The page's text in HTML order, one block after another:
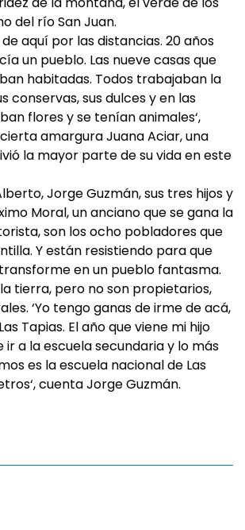
del río San Juan.
de aquí por las distancias. 20 años
un pueblo. Las nueve casas que
habitadas. Todos trabajaban la
conservas, sus dulces y en las
flores y se tenían animales‘,
amargura Juana Aciar, una
la mayor parte de su vida en este
Jorge Guzmán, sus tres hijos y
Moral, un anciano que se gana la
son los ocho pobladores que
Y están resistiendo para que
en un pueblo fantasma.
tierra, pero no son propietarios,
‘Yo tengo ganas de irme de acá,
Tapias. El año que viene mi hijo
ir a la escuela secundaria y lo más
es la escuela nacional de Las
cuenta Jorge Guzmán.